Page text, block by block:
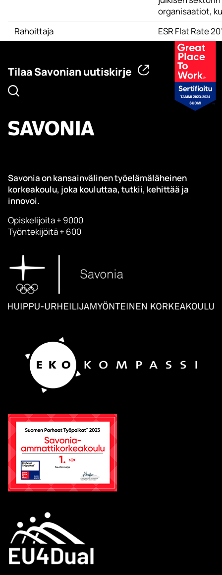
organisaatiot,
Rahoittaja
ESR Flat Rate
Tilaa Savonian uutiskirje
Savonia on kansainvälinen työelämäläheinen
korkeakoulu, joka kouluttaa, tutkii, kehittää ja
innovoi.
Opiskelijoita + 9000
Työntekijöitä + 600